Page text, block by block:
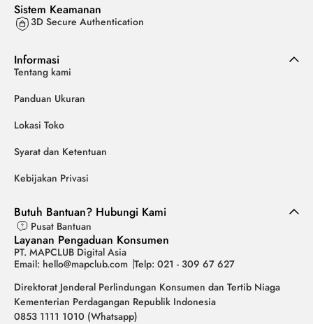
Sistem Keamanan
3D Secure Authentication
Informasi
Tentang kami
Panduan Ukuran
Lokasi Toko
Syarat dan Ketentuan
Kebijakan Privasi
Butuh Bantuan? Hubungi Kami
Pusat Bantuan
Layanan Pengaduan Konsumen
PT. MAPCLUB Digital Asia
Email: hello@mapclub.com Telp: 021 - 309 67 627
Direktorat Jenderal Perlindungan Konsumen dan Tertib Niaga
Kementerian Perdagangan Republik Indonesia
0853 1111 1010 (Whatsapp)